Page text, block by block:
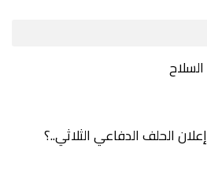
الحلف الدفاعي الثلاثي..؟